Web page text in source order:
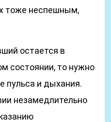
тоже неспешным,
остается в
состоянии, то нужно
пульса и дыхания.
незамедлительно